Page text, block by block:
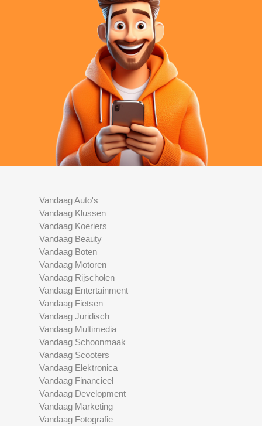
Vandaag Auto's
Vandaag Klussen
Vandaag Koeriers
Vandaag Beauty
Vandaag Boten
Vandaag Motoren
Vandaag Rijscholen
Vandaag Entertainment
Vandaag Fietsen
Vandaag Juridisch
Vandaag Multimedia
Vandaag Schoonmaak
Vandaag Scooters
Vandaag Elektronica
Vandaag Financieel
Vandaag Development
Vandaag Marketing
Vandaag Fotografie